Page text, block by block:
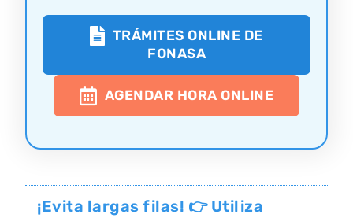
TRÁMITES ONLINE DE
FONASA
AGENDAR HORA ONLINE
¡Evita largas filas! 👉 Utiliza